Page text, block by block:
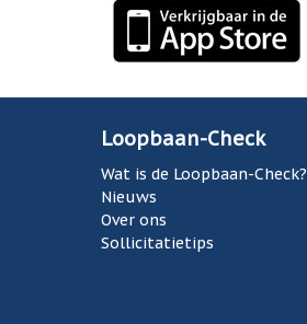
Loopbaan-Check
Wat is de Loopbaan-Check?
Nieuws
Over ons
Sollicitatietips